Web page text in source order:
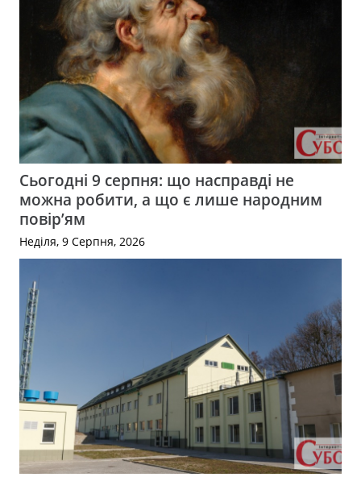
Сьогодні 9 серпня: що насправді не
можна робити, а що є лише народним
повір’ям
Неділя, 9 Серпня, 2026